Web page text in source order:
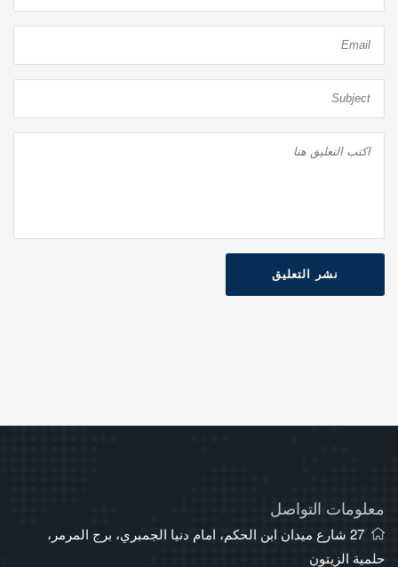
نشر التعليق
معلومات التواصل
27 شارع ميدان ابن الحكم، امام دنيا الجمبري، برج المرمر،
حلمية الزيتون